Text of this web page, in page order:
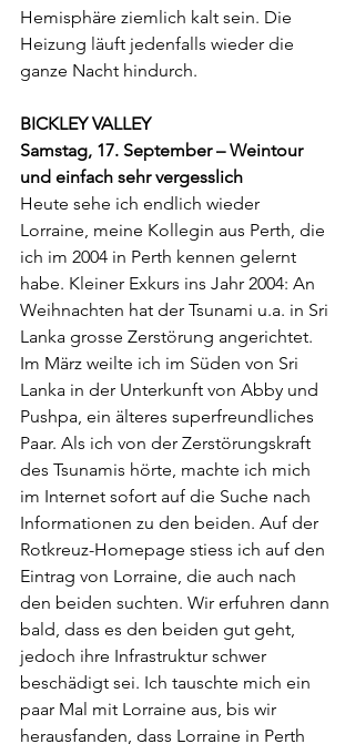
Hemisphäre ziemlich kalt sein. Die
Heizung läuft jedenfalls wieder die
ganze Nacht hindurch.
BICKLEY VALLEY
Samstag, 17. September – Weintour
und einfach sehr vergesslich
Heute sehe ich endlich wieder
Lorraine, meine Kollegin aus Perth, die
ich im 2004 in Perth kennen gelernt
habe. Kleiner Exkurs ins Jahr 2004: An
Weihnachten hat der Tsunami u.a. in Sri
Lanka grosse Zerstörung angerichtet.
Im März weilte ich im Süden von Sri
Lanka in der Unterkunft von Abby und
Pushpa, ein älteres superfreundliches
Paar. Als ich von der Zerstörungskraft
des Tsunamis hörte, machte ich mich
im Internet sofort auf die Suche nach
Informationen zu den beiden. Auf der
Rotkreuz-Homepage stiess ich auf den
Eintrag von Lorraine, die auch nach
den beiden suchten. Wir erfuhren dann
bald, dass es den beiden gut geht,
jedoch ihre Infrastruktur schwer
beschädigt sei. Ich tauschte mich ein
paar Mal mit Lorraine aus, bis wir
herausfanden, dass Lorraine in Perth